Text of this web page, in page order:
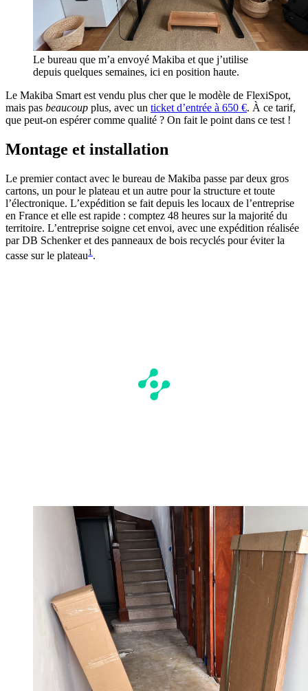
Le bureau que m’a envoyé Makiba et que j’utilise
depuis quelques semaines, ici en position haute.
Le Makiba Smart est vendu plus cher que le modèle de FlexiSpot,
mais pas beaucoup plus, avec un ticket d’entrée à 650 €. À ce tarif,
que peut-on espérer comme qualité ? On fait le point dans ce test !
Montage et installation
Le premier contact avec le bureau de Makiba passe par deux gros
cartons, un pour le plateau et un autre pour la structure et toute
l’électronique. L’expédition se fait depuis les locaux de l’entreprise
en France et elle est rapide : comptez 48 heures sur la majorité du
territoire. L’entreprise soigne cet envoi, avec une expédition réalisée
par DB Schenker et des panneaux de bois recyclés pour éviter la
casse sur le plateau1 .